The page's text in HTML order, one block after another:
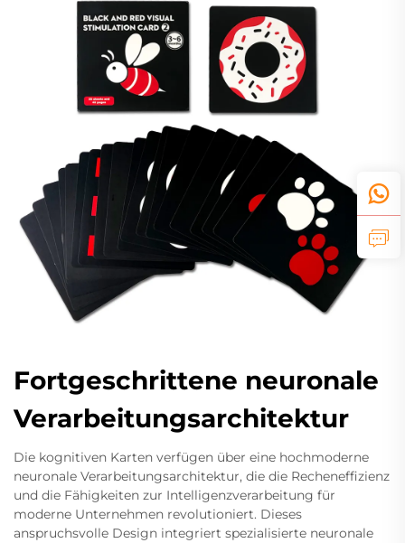
Fortgeschrittene neuronale
Verarbeitungsarchitektur
Die kognitiven Karten verfügen über eine hochmoderne
neuronale Verarbeitungsarchitektur, die die Recheneffizienz
und die Fähigkeiten zur Intelligenzverarbeitung für
moderne Unternehmen revolutioniert. Dieses
anspruchsvolle Design integriert spezialisierte neuronale